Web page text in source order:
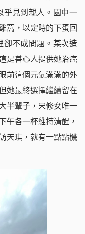
乎見到親人。園中一
窩，以定時的下蛋回
卻不成問題。某次造
是善心人提供她治癌
前這個元氣滿滿的外
她最終選擇繼續留在
半輩子，宋修女唯一
午各一杯維持清醒，
天琪，就有一點點機